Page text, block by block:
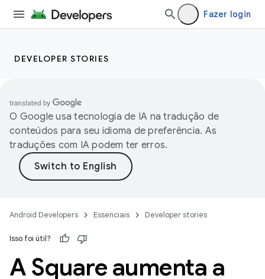
Fazer login
DEVELOPER STORIES
O Google usa tecnologia de IA na tradução de
conteúdos para seu idioma de preferência. As
traduções com IA podem ter erros.
Android Developers Essenciais Developer stories
Isso foi útil?
A Square aumenta a